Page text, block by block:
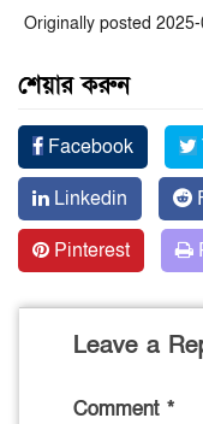
Originally posted
শেয়ার করুন
Facebook
Linkedin
Pinterest
Leave a
Comment *